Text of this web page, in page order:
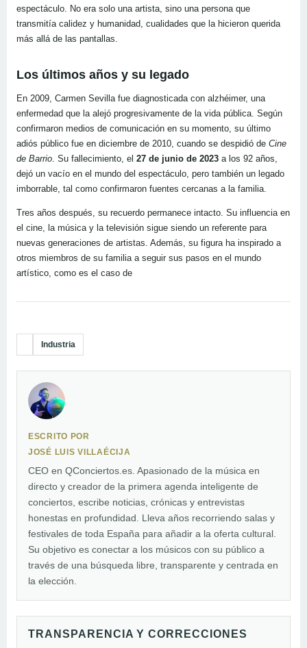
espectáculo. No era solo una artista, sino una persona que
transmitía calidez y humanidad, cualidades que la hicieron querida
más allá de las pantallas.
Los últimos años y su legado
En 2009, Carmen Sevilla fue diagnosticada con alzhéimer, una
enfermedad que la alejó progresivamente de la vida pública. Según
confirmaron medios de comunicación en su momento, su último
adiós público fue en diciembre de 2010, cuando se despidió de Cine
de Barrio. Su fallecimiento, el 27 de junio de 2023 a los 92 años,
dejó un vacío en el mundo del espectáculo, pero también un legado
imborrable, tal como confirmaron fuentes cercanas a la familia.
Tres años después, su recuerdo permanece intacto. Su influencia en
el cine, la música y la televisión sigue siendo un referente para
nuevas generaciones de artistas. Además, su figura ha inspirado a
otros miembros de su familia a seguir sus pasos en el mundo
artístico, como es el caso de
Industria
ESCRITO POR
JOSÉ LUIS VILLAÉCIJA
CEO en QConciertos.es. Apasionado de la música en
directo y creador de la primera agenda inteligente de
conciertos, escribe noticias, crónicas y entrevistas
honestas en profundidad. Lleva años recorriendo salas y
festivales de toda España para añadir a la oferta cultural.
Su objetivo es conectar a los músicos con su público a
través de una búsqueda libre, transparente y centrada en
la elección.
TRANSPARENCIA Y CORRECCIONES